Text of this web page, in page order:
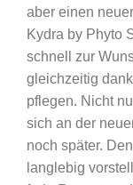
aber einen
Kydra by Phyto
schnell zur
gleichzeitig
pflegen. Nicht
sich an der
noch später.
langlebig